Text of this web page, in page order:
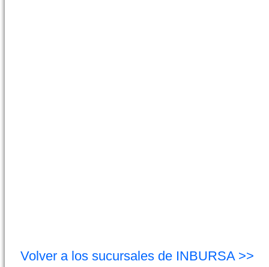
Volver a los sucursales de INBURSA >>